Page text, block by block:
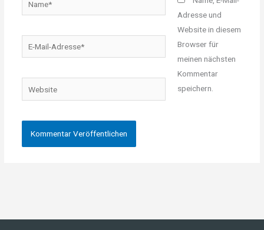
Mail-
Website
Adresse und
Website in diesem
Browser für
meinen nächsten
Kommentar
speichern.